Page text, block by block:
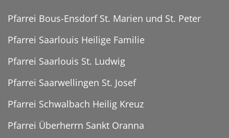
Pfarrei Bous-Ensdorf St. Marien und St. Peter
Pfarrei Saarlouis Heilige Familie
Pfarrei Saarlouis St. Ludwig
Pfarrei Saarwellingen St. Josef
Pfarrei Schwalbach Heilig Kreuz
Pfarrei Überherrn Sankt Oranna